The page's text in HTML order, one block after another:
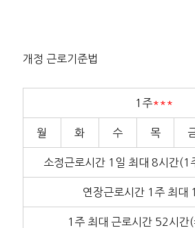
개정 근로기준법
1주***
월 화 수 목
소정근로시간 1일 최대 8시간(1
연장근로시간 1주 최대
1주 최대 근로시간 52시